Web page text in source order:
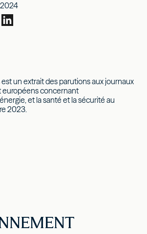
un extrait des parutions aux journaux
européens concernant
et la santé et la sécurité au
2023.